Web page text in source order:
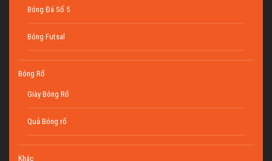
Bóng Đá Số 5
Bóng Futsal
Bóng Rổ
Giày Bóng Rổ
Quả Bóng rổ
Khác